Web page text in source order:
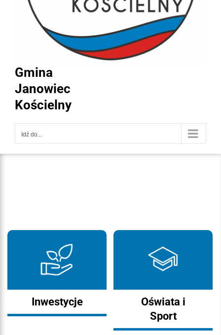
Gmina
Janowiec
Kościelny
Idź do...
Inwestycje
Oświata i
Sport